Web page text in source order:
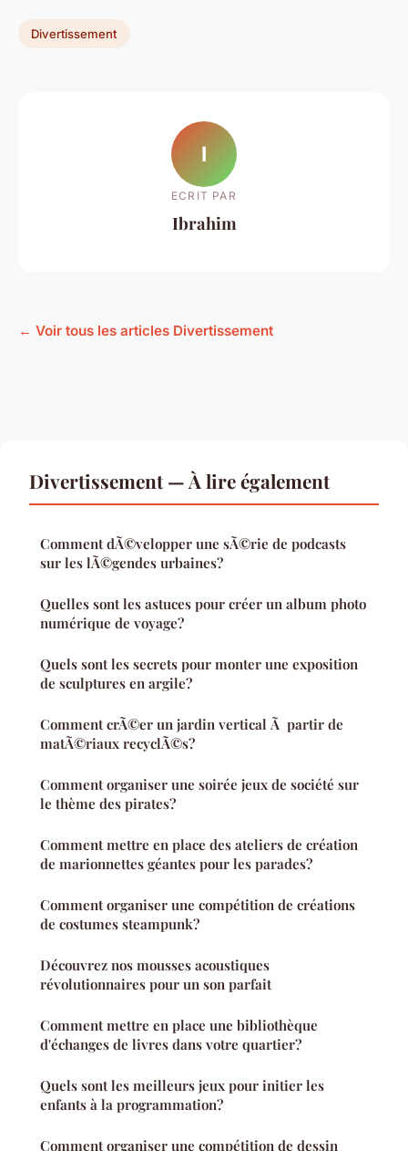
Divertissement
I
ECRIT PAR
Ibrahim
← Voir tous les articles Divertissement
Divertissement — À lire également
Comment dÃ©velopper une sÃ©rie de podcasts
sur les lÃ©gendes urbaines?
Quelles sont les astuces pour créer un album photo
numérique de voyage?
Quels sont les secrets pour monter une exposition
de sculptures en argile?
Comment crÃ©er un jardin vertical Ã partir de
matÃ©riaux recyclÃ©s?
Comment organiser une soirée jeux de société sur
le thème des pirates?
Comment mettre en place des ateliers de création
de marionnettes géantes pour les parades?
Comment organiser une compétition de créations
de costumes steampunk?
Découvrez nos mousses acoustiques
révolutionnaires pour un son parfait
Comment mettre en place une bibliothèque
d'échanges de livres dans votre quartier?
Quels sont les meilleurs jeux pour initier les
enfants à la programmation?
Comment organiser une compétition de dessin